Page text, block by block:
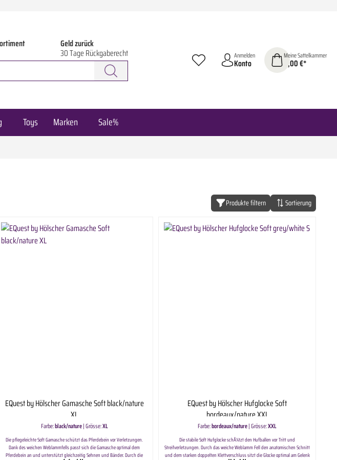
Geld zurück
30 Tage Rückgaberecht Anmelden
Konto
Meine Sattelkammer
0,00 €*
Toys Marken Sale%
Produkte filtern Sortierung
EQuest by Hölscher Gamasche Soft black/nature
XL
Farbe:black/nature|Grösse:XL
Die pflegeleichte Soft Gamasche schützt das Pferdebein vor Verletzungen.
Dank des weichen Weblammfells passt sich die Gamasche optimal dem
Pferdebein an und unterstützt gleichzeitig Sehnen und Bänder. Durch die
EQuest by Hölscher Hufglocke Soft
bordeaux/nature XXL
Farbe:bordeaux/nature|Grösse:XXL
Die stabile Soft Hufglocke schÃ¼tzt den Hufballen vor Tritt und
Streifverletzungen. Durch das weiche Weblamm Fell den anatomischen Schnitt
und dem starken doppelten Klettverschluss sitzt die Glocke optimal am Gelenk